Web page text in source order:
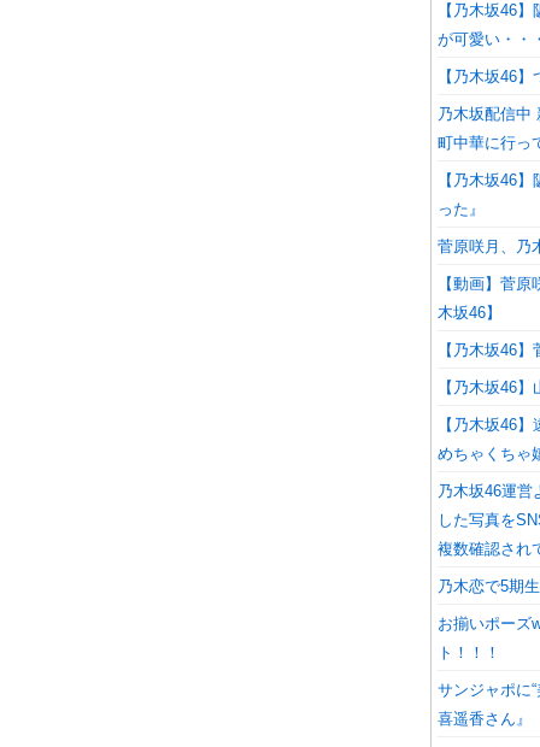
【乃木坂46
が可愛い・・
【乃木坂46
乃木坂配信中
町中華に行っ
【乃木坂46
った』
菅原咲月、乃
【動画】菅
木坂46】
【乃木坂46
【乃木坂46
【乃木坂46
めちゃくちゃ
乃木坂46運
した写真を
複数確認され
乃木恋で5期
お揃いポーズ
ト！！！
サンジャポに
喜遥香さん』